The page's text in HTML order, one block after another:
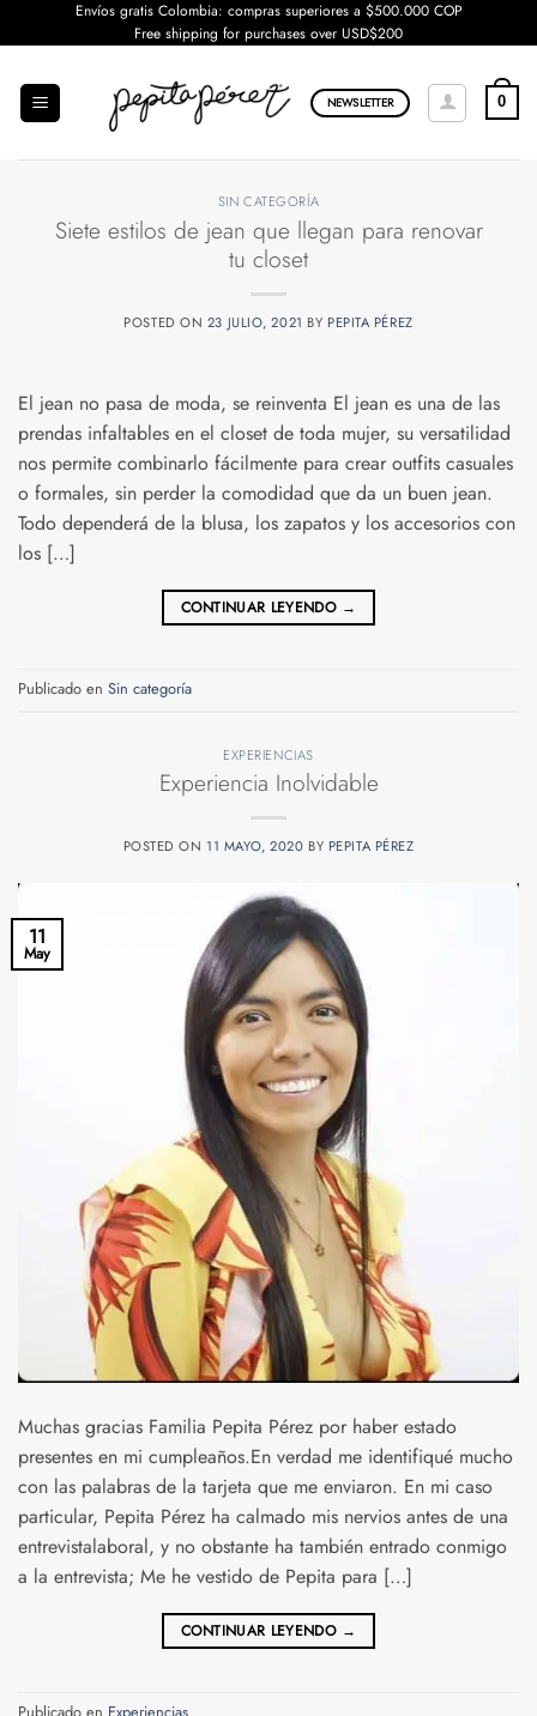
al
Envíos gratis Colombia: compras superiores a $500.000 COP
Free shipping for purchases over USD$200
NEWSLETTER 0
SIN CATEGORÍA
Siete estilos de jean que llegan para renovar
tu closet
POSTED ON 23 JULIO, 2021 BY PEPITA PÉREZ
El jean no pasa de moda, se reinventa El jean es una de las
prendas infaltables en el closet de toda mujer, su versatilidad
nos permite combinarlo fácilmente para crear outfits casuales
o formales, sin perder la comodidad que da un buen jean.
Todo dependerá de la blusa, los zapatos y los accesorios con
los […]
CONTINUAR LEYENDO →
Publicado en Sin categoría
EXPERIENCIAS
Experiencia Inolvidable
POSTED ON 11 MAYO, 2020 BY PEPITA PÉREZ
11
May
Muchas gracias Familia Pepita Pérez por haber estado
presentes en mi cumpleaños.En verdad me identifiqué mucho
con las palabras de la tarjeta que me enviaron. En mi caso
particular, Pepita Pérez ha calmado mis nervios antes de una
entrevistalaboral, y no obstante ha también entrado conmigo
a la entrevista; Me he vestido de Pepita para […]
CONTINUAR LEYENDO →